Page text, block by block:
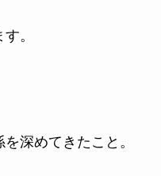
。
深めてきたこと。